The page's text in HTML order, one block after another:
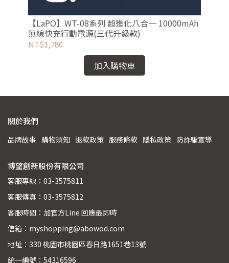
【LaPO】WT-08系列 超進化八合一 10000mAh
無線快充行動電源(三代升級款)
NT$1,780
加入購物車
關於我們
品牌故事 購物須知 退款政策 服務條款 隱私政策 防詐騙宣導
博望創新股份有限公司
客服專線：03-3575811
客服傳真：03-3575812
客服時間：加官方Line 回應最即時
信箱：myshopping@abowod.com
地址：330 桃園市桃園區春日路1651巷13號
統一編號：54316596